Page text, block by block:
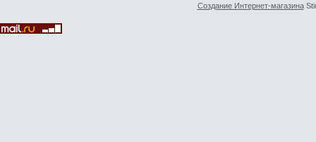
Создание Интернет-магазина